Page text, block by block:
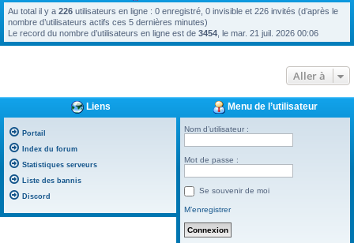
Au total il y a 226 utilisateurs en ligne : 0 enregistré, 0 invisible et 226 invités (d’après le
nombre d’utilisateurs actifs ces 5 dernières minutes)
Le record du nombre d’utilisateurs en ligne est de 3454 , le mar. 21 juil. 2026 00:06
Aller à
Liens
Portail
Index du forum
Statistiques serveurs
Liste des bannis
Discord
Menu de l’utilisateur
Nom d’utilisateur :
Mot de passe :
Se souvenir de moi
M’enregistrer